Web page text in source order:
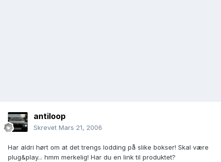
antiloop
Skrevet Mars 21, 2006
Har aldri hørt om at det trengs lodding på slike bokser! Skal være
plug&play... hmm merkelig! Har du en link til produktet?